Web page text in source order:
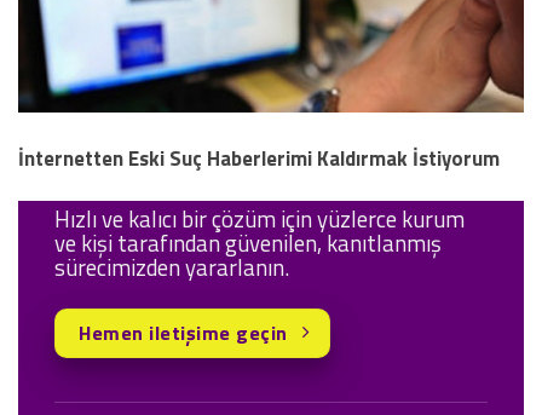
İnternetten Eski Suç Haberlerimi Kaldırmak İstiyorum
Hızlı ve kalıcı bir çözüm için yüzlerce kurum
ve kişi tarafından güvenilen, kanıtlanmış
sürecimizden yararlanın.
Hemen iletişime geçin